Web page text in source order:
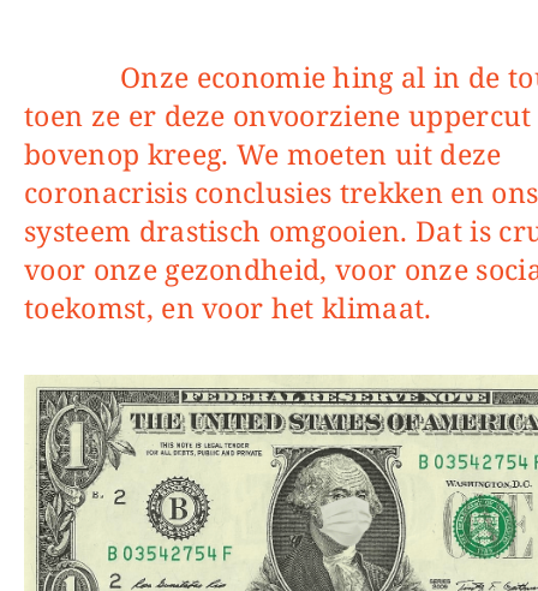
Onze economie hing al in de touwen
toen ze er deze onvoorziene uppercut
bovenop kreeg. We moeten uit deze
coronacrisis conclusies trekken en ons
systeem drastisch omgooien. Dat is
voor onze gezondheid, voor onze
toekomst, en voor het klimaat.